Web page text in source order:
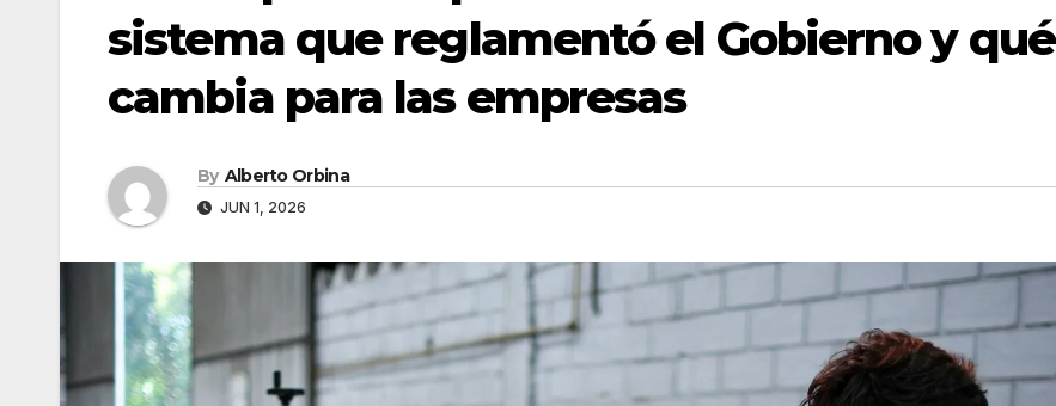
sistema que reglamentó el Gobierno y qué
cambia para las empresas
By Alberto Orbina
JUN 1, 2026